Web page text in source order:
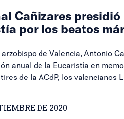
Cañizares presidió
por los beatos
de Valencia, Antonio
anual de la Eucaristía en
de la ACdP, los valencianos
DE 2020